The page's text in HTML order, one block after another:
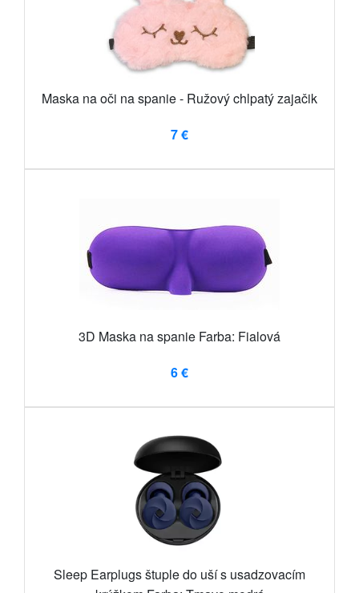
Maska na oči na spanie - Ružový chlpatý zajačik
7 €
3D Maska na spanie Farba: Fialová
6 €
Sleep Earplugs štuple do uší s usadzovacím